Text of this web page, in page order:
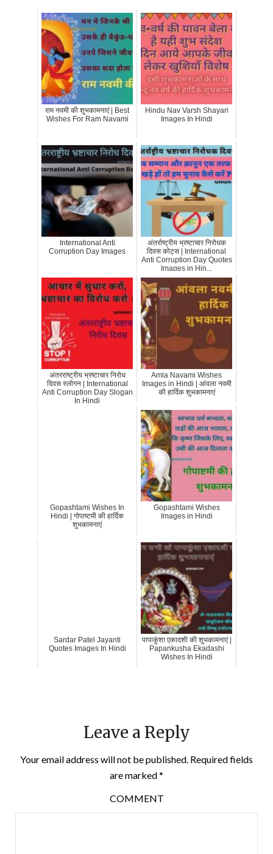
राम नवमी की शुभकामनाएं | Best
Wishes For Ram Navami
Hindu Nav Varsh Shayari
Images In Hindi
International Anti
Corruption Day Images
अंतर्राष्ट्रीय भ्रष्टाचार निरोधक
दिवस कोट्स | International
Anti Corruption Day Quotes
Images in Hin...
अंतरराष्ट्रीय भ्रष्टाचार निरोध
दिवस स्लोगन | International
Anti Corruption Day Slogan
In Hindi
Amla Navami Wishes
Images in Hindi | आंवला नवमी
की हार्दिक शुभकामनाएं
Gopashtami Wishes In
Hindi | गोपाष्टमी की हार्दिक
शुभकामनाएं
Gopashtami Wishes
Images in Hindi
Sardar Patel Jayanti
Quotes Images In Hindi
पापाकुंशा एकादशी की शुभकामनाएं |
Papankusha Ekadashi
Wishes In Hindi
Leave a Reply
Your email address will not be published. Required fields
are marked*
COMMENT